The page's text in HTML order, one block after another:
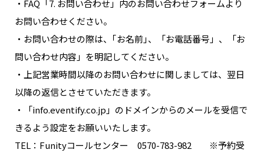
・FAQ「7. お問い合わせ」内のお問い合わせフォームより
お問い合わせください。
・お問い合わせの際は、｢お名前｣、「お電話番号」、「お
問い合わせ内容」を明記してください。
・上記営業時間以降のお問い合わせに関しましては、翌日
以降の返信とさせていただきます。
・「info.eventify.co.jp」のドメインからのメールを受信で
きるよう設定をお願いいたします。
TEL：Funityコールセンター 0570-783-982 ※予約受